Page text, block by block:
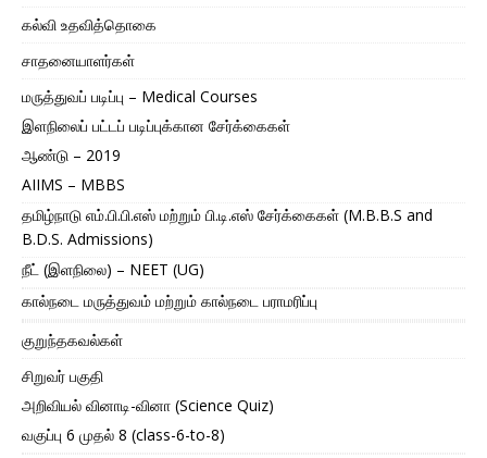
கல்வி உதவித்தொகை
சாதனையாளர்கள்
மருத்துவப் படிப்பு – Medical Courses
இளநிலைப் பட்டப் படிப்புக்கான சேர்க்கைகள்
ஆண்டு – 2019
AIIMS – MBBS
தமிழ்நாடு எம்.பி.பி.எஸ் மற்றும் பி.டி.எஸ் சேர்க்கைகள் (M.B.B.S and
B.D.S. Admissions)
நீட் (இளநிலை) – NEET (UG)
கால்நடை மருத்துவம் மற்றும் கால்நடை பராமரிப்பு
குறுந்தகவல்கள்
சிறுவர் பகுதி
அறிவியல் வினாடி-வினா (Science Quiz)
வகுப்பு 6 முதல் 8 (class-6-to-8)